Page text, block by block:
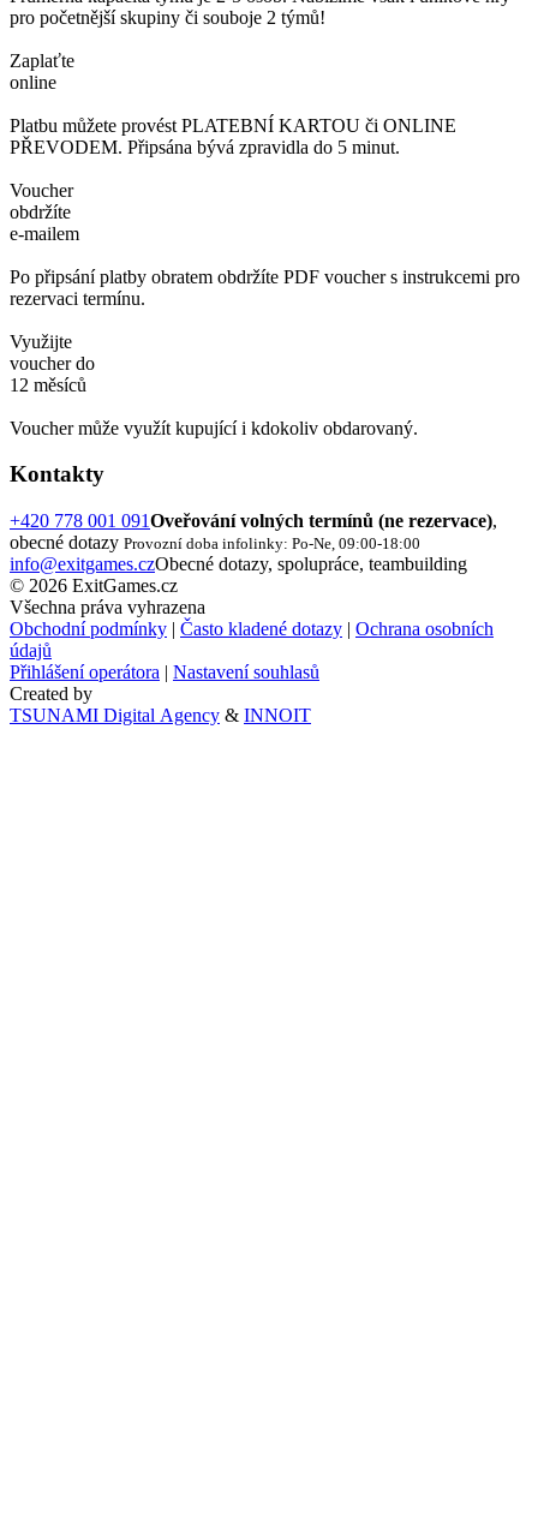
pro početnější skupiny či souboje 2 týmů!
Zaplaťte
online
Platbu můžete provést PLATEBNÍ KARTOU či ONLINE
PŘEVODEM. Připsána bývá zpravidla do 5 minut.
Voucher
obdržíte
e-mailem
Po připsání platby obratem obdržíte PDF voucher s instrukcemi pro
rezervaci termínu.
Využijte
voucher do
12 měsíců
Voucher může využít kupující i kdokoliv obdarovaný.
Kontakty
+420 778 001 091Oveřování volných termínů (ne rezervace),
obecné dotazy Provozní doba infolinky: Po-Ne, 09:00-18:00
info@exitgames.czObecné dotazy, spolupráce, teambuilding
© 2026 ExitGames.cz
Všechna práva vyhrazena
Obchodní podmínky | Často kladené dotazy | Ochrana osobních
údajů
Přihlášení operátora | Nastavení souhlasů
Created by
TSUNAMI Digital Agency & INNOIT